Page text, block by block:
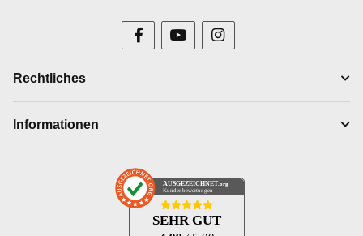
Rechtliches
Informationen
AUSGEZEICHNET .org
Kundenbewertungen
SEHR GUT